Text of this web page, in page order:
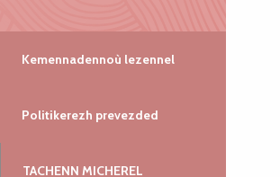
Kemennadennoù lezennel
Politikerezh prevezded
TACHENN MICHEREL